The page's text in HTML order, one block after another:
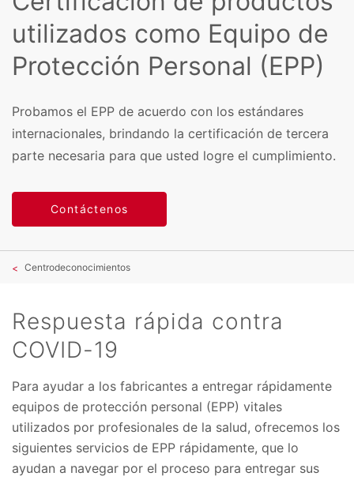
utilizados como Equipo de
Protección Personal (EPP)
Probamos el EPP de acuerdo con los estándares
internacionales, brindando la certificación de tercera
parte necesaria para que usted logre el cumplimiento.
Contáctenos
Centrodeconocimientos
Respuesta rápida contra
COVID-19
Para ayudar a los fabricantes a entregar rápidamente
equipos de protección personal (EPP) vitales
utilizados por profesionales de la salud, ofrecemos los
siguientes servicios de EPP rápidamente, que lo
ayudan a navegar por el proceso para entregar sus